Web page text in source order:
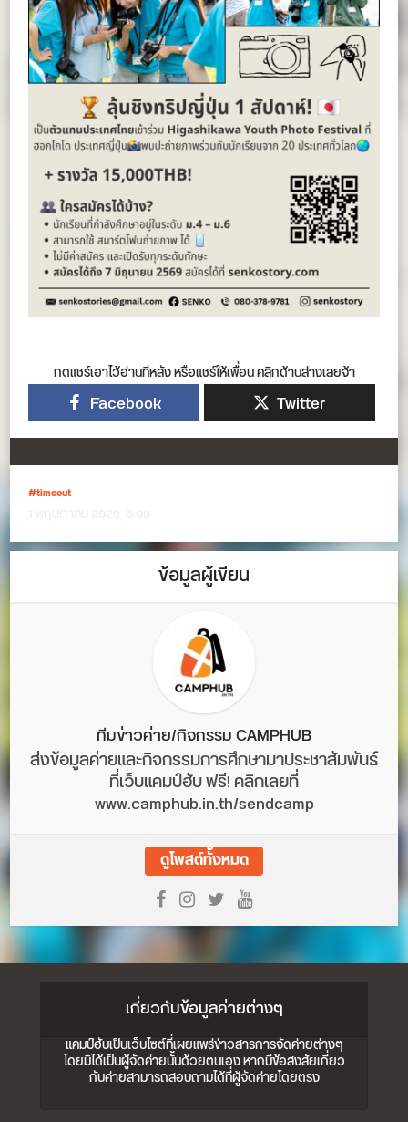
กดแชร์เอาไว้อ่านทีหลัง หรือแชร์ให้เพื่อน คลิกด้านล่างเลยจ้า
Facebook Twitter
timeout
ข้อมูลผู้เขียน
ทีมข่าวค่าย/กิจกรรม CAMPHUB
ส่งข้อมูลค่ายและกิจกรรมการศึกษามาประชาสัมพันธ์
ที่เว็บแคมป์ฮับ ฟรี! คลิกเลยที่
www.camphub.in.th/sendcamp
ดูโพสต์ทั้งหมด
เกี่ยวกับข้อมูลค่ายต่างๆ
แคมป์ฮับเป็นเว็บไซต์ที่เผยแพร่ข่าวสารการจัดค่ายต่างๆ
โดยมิได้เป็นผู้จัดค่ายนั้นด้วยตนเอง หากมีข้อสงสัยเกี่ยว
กับค่ายสามารถสอบถามได้ที่ผู้จัดค่ายโดยตรง